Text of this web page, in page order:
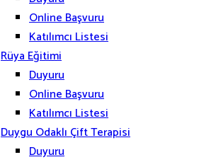
Online Başvuru
Katılımcı Listesi
Rüya Eğitimi
Duyuru
Online Başvuru
Katılımcı Listesi
Duygu Odaklı Çift Terapisi
Duyuru